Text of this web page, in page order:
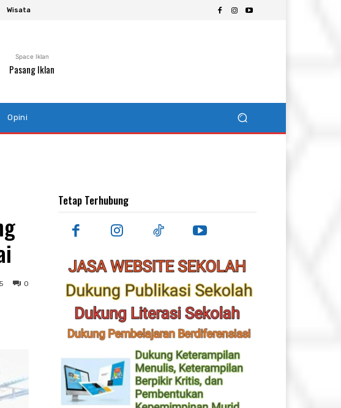
Wisata
Space Iklan
Pasang Iklan
Opini
0
Tetap Terhubung